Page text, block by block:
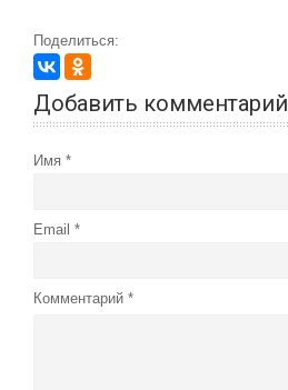
Поделиться:
Добавить комментарий
Имя
Email
Комментарий